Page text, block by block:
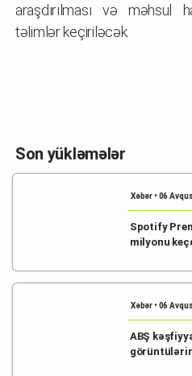
araşdırılması və məhsul
təlimlər keçiriləcək.
Son yükləmələr
Xəbər • 06
Spotify
milyonu
Xəbər • 06
ABŞ